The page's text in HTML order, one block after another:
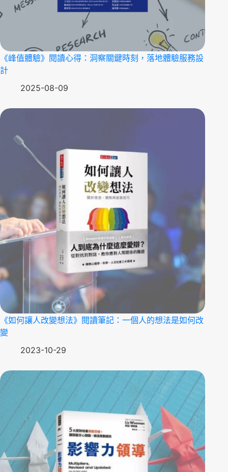
《峰值體驗》閱讀心得：洞察關鍵時刻，落地體驗服務設
計
2025-08-09
《如何讓人改變想法》閱讀筆記：一個人的想法是如何改
變
2023-10-29